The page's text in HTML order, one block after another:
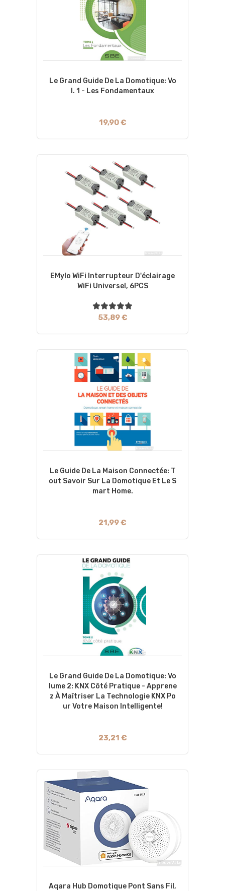
Le Grand Guide De La Domotique: Vo
L. 1 - Les Fondamentaux
19,90 €
EMylo WiFi Interrupteur D'éclairage
WiFi Universel, 6PCS
53,89 €
Le Guide De La Maison Connectée: T
Out Savoir Sur La Domotique Et Le S
Mart Home.
21,99 €
Le Grand Guide De La Domotique: Vo
Lume 2: KNX Côté Pratique - Apprene
Z À Maîtriser La Technologie KNX Po
Ur Votre Maison Intelligente!
23,21 €
Aqara Hub Domotique Pont Sans Fil,